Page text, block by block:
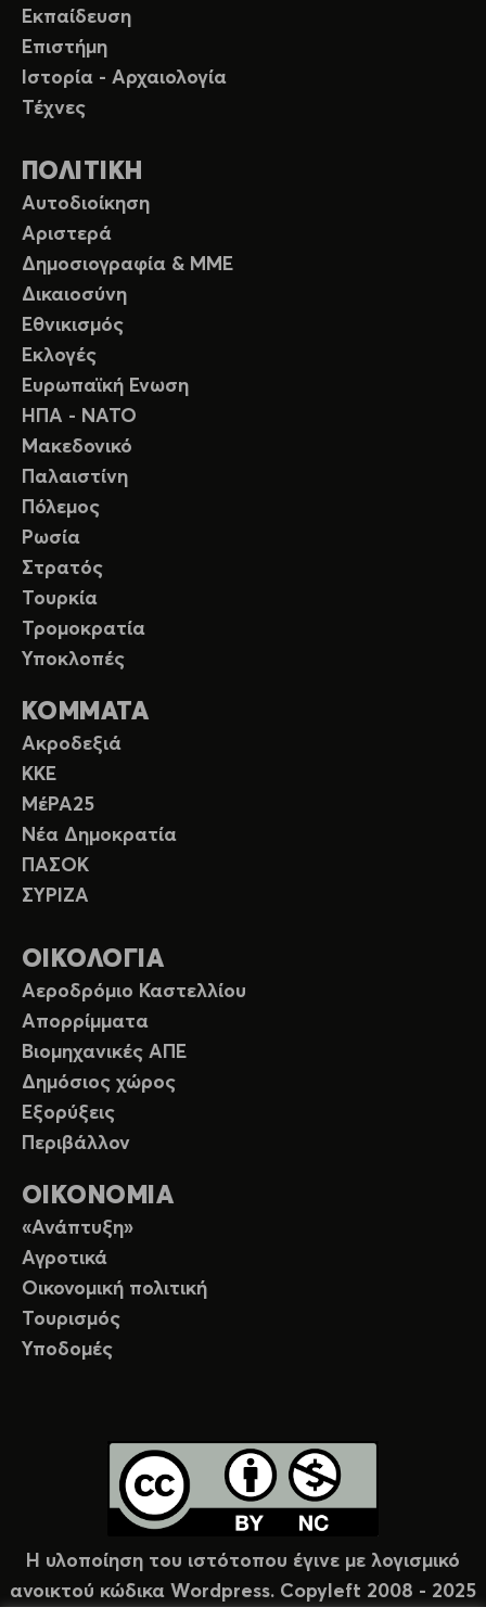
Εκπαίδευση
Επιστήμη
Ιστορία - Αρχαιολογία
Τέχνες
ΠΟΛΙΤΙΚΗ
Αυτοδιοίκηση
Αριστερά
Δημοσιογραφία & ΜΜΕ
Δικαιοσύνη
Εθνικισμός
Εκλογές
Ευρωπαϊκή Ενωση
ΗΠΑ - ΝΑΤΟ
Μακεδονικό
Παλαιστίνη
Πόλεμος
Ρωσία
Στρατός
Τουρκία
Τρομοκρατία
Υποκλοπές
ΚΟΜΜΑΤΑ
Ακροδεξιά
ΚΚΕ
ΜέΡΑ25
Νέα Δημοκρατία
ΠΑΣΟΚ
ΣΥΡΙΖΑ
ΟΙΚΟΛΟΓΙΑ
Αεροδρόμιο Καστελλίου
Απορρίμματα
Βιομηχανικές ΑΠΕ
Δημόσιος χώρος
Εξορύξεις
Περιβάλλον
ΟΙΚΟΝΟΜΙΑ
«Ανάπτυξη»
Αγροτικά
Οικονομική πολιτική
Τουρισμός
Υποδομές
Η υλοποίηση του ιστότοπου έγινε με λογισμικό
ανοικτού κώδικα Wordpress. Copyleft 2008 - 2025